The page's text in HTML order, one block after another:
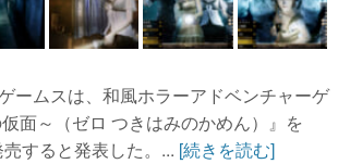
ームスは、和風ホラーアドベンチャーゲ
面～（ゼロ つきはみのかめん）』を
すると発表した。... [続きを読む]